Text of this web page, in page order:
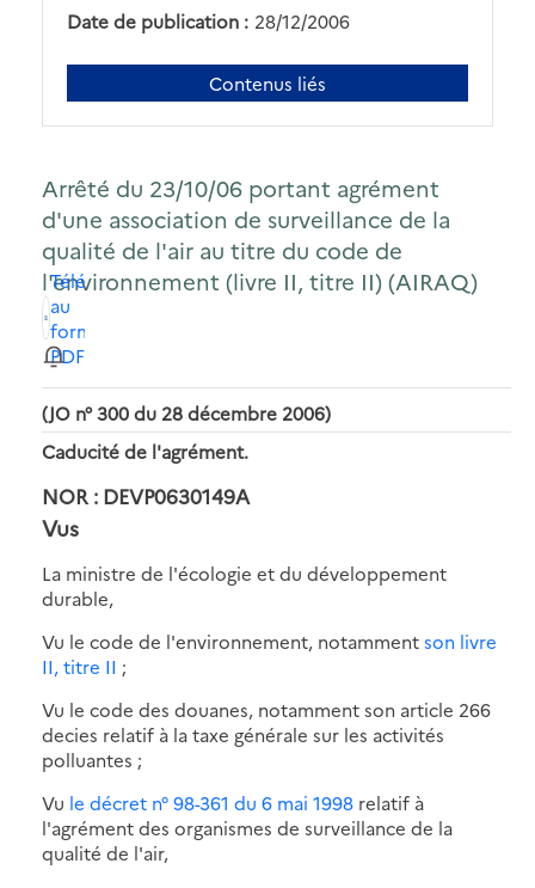
Date de publication : 28/12/2006
Contenus liés
Arrêté du 23/10/06 portant agrément
d'une association de surveillance de la
qualité de l'air au titre du code de
l'environnement (livre II, titre II) (AIRAQ)
Télécharger
au
format
PDF
(JO n° 300 du 28 décembre 2006)
Caducité de l'agrément.
NOR : DEVP0630149A
Vus
La ministre de l'écologie et du développement
durable,
Vu le code de l'environnement, notammentson livre
II, titre II ;
Vu le code des douanes, notamment son article 266
decies relatif à la taxe générale sur les activités
polluantes ;
Vu le décret n° 98-361 du 6 mai 1998 relatif à
l'agrément des organismes de surveillance de la
qualité de l'air,